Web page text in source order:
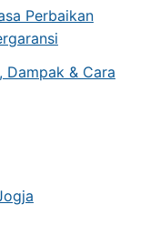
Perbaikan
Dampak & Cara